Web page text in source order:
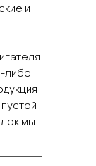
и
либо
мы